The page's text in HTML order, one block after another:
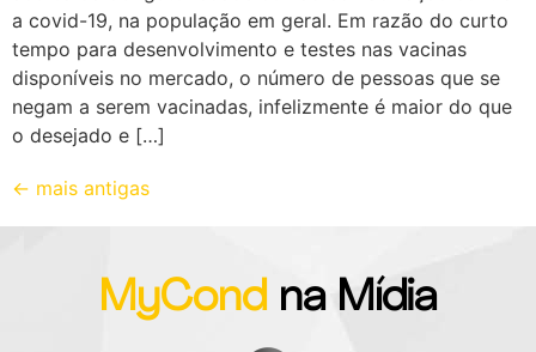
a covid-19, na população em geral. Em razão do curto
tempo para desenvolvimento e testes nas vacinas
disponíveis no mercado, o número de pessoas que se
negam a serem vacinadas, infelizmente é maior do que
o desejado e […]
← mais antigas
MyCond na Mídia